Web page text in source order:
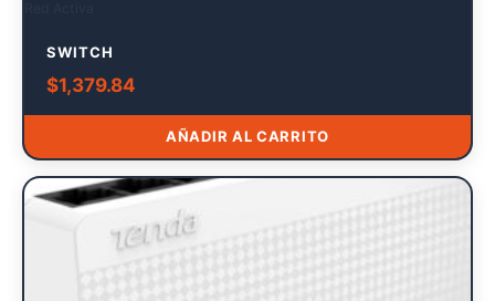
SWITCH
$1,379.84
AÑADIR AL CARRITO